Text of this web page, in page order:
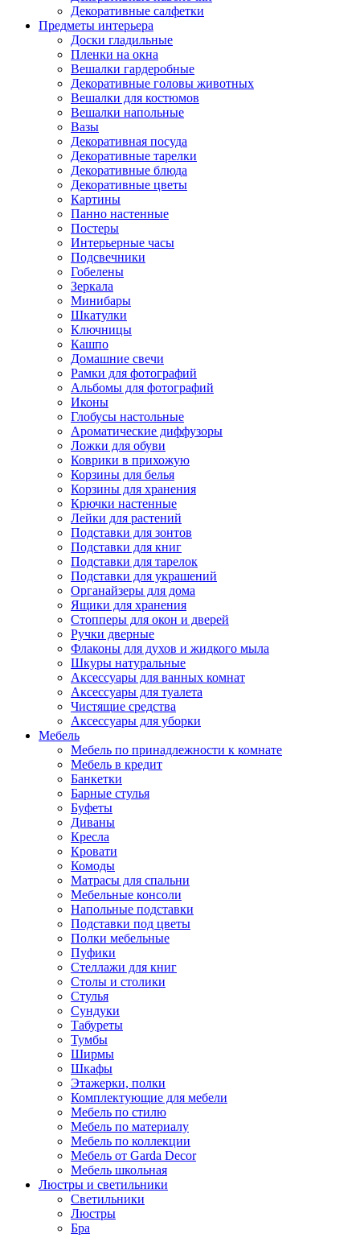
Декоративные салфетки
Предметы интерьера
Доски гладильные
Пленки на окна
Вешалки гардеробные
Декоративные головы животных
Вешалки для костюмов
Вешалки напольные
Вазы
Декоративная посуда
Декоративные тарелки
Декоративные блюда
Декоративные цветы
Картины
Панно настенные
Постеры
Интерьерные часы
Подсвечники
Гобелены
Зеркала
Минибары
Шкатулки
Ключницы
Кашпо
Домашние свечи
Рамки для фотографий
Альбомы для фотографий
Иконы
Глобусы настольные
Ароматические диффузоры
Ложки для обуви
Коврики в прихожую
Корзины для белья
Корзины для хранения
Крючки настенные
Лейки для растений
Подставки для зонтов
Подставки для книг
Подставки для тарелок
Подставки для украшений
Органайзеры для дома
Ящики для хранения
Стопперы для окон и дверей
Ручки дверные
Флаконы для духов и жидкого мыла
Шкуры натуральные
Аксессуары для ванных комнат
Аксессуары для туалета
Чистящие средства
Аксессуары для уборки
Мебель
Мебель по принадлежности к комнате
Мебель в кредит
Банкетки
Барные стулья
Буфеты
Диваны
Кресла
Кровати
Комоды
Матрасы для спальни
Мебельные консоли
Напольные подставки
Подставки под цветы
Полки мебельные
Пуфики
Стеллажи для книг
Столы и столики
Стулья
Сундуки
Табуреты
Тумбы
Ширмы
Шкафы
Этажерки, полки
Комплектующие для мебели
Мебель по стилю
Мебель по материалу
Мебель по коллекции
Мебель от Garda Decor
Мебель школьная
Люстры и светильники
Светильники
Люстры
Бра